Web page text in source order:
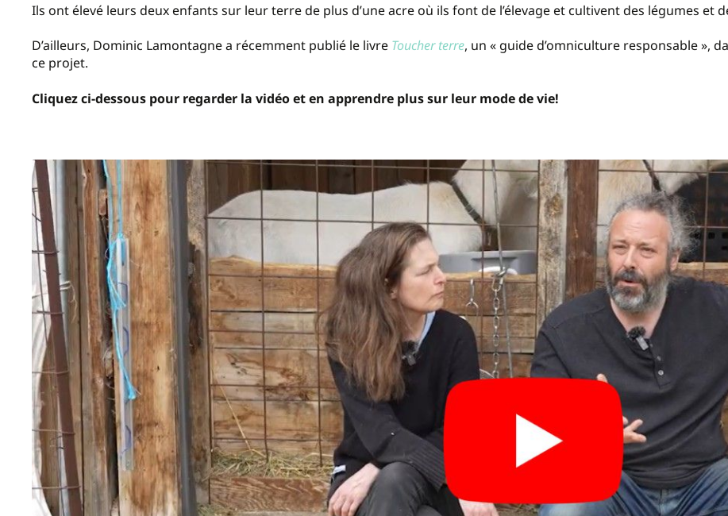
Ils ont élevé leurs deux enfants sur leur terre de plus d’une acre où ils font de l’élevage et cultivent des légumes et
D’ailleurs, Dominic Lamontagne a récemment publié le livre Toucher terre, un « guide d’omniculture responsable »,
ce projet.
Cliquez ci-dessous pour regarder la vidéo et en apprendre plus sur leur mode de vie!